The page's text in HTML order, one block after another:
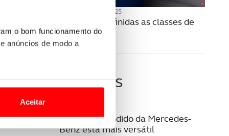
o bom funcionamento do
anúncios de modo a
lhe proporcionar
Aceitar
20 NOVEMBRO 2025
Como são definidas as classes de
portagens?
Últimas
SUV mais vendido da Mercedes-
Benz está mais versátil